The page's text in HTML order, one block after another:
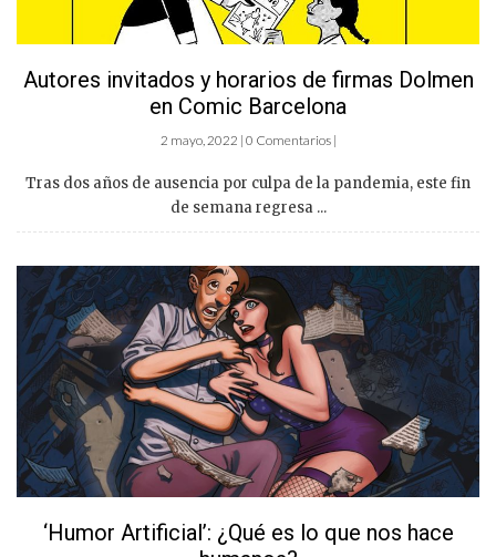
Autores invitados y horarios de firmas Dolmen
en Comic Barcelona
2 mayo, 2022 | 0 Comentarios |
Tras dos años de ausencia por culpa de la pandemia, este fin
de semana regresa ...
‘Humor Artificial’: ¿Qué es lo que nos hace